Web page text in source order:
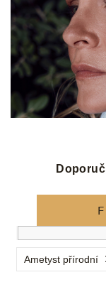
z
n
í
p
r
Ametyst přírodní